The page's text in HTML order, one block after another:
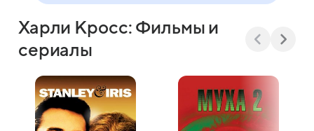
Харли Кросс: Фильмы и
сериалы